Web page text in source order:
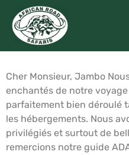
Gert VAN DE RIET
Dates du voyage : du 01/
Cher Monsieur, Jambo
enchantés de notre voyage
parfaitement bien déroulé
les hébergements. Nous
privilégiés et surtout de
remercions notre guide